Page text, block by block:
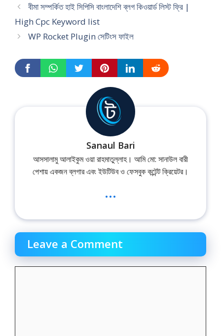
বীমা সম্পর্কিত হাই সিপিসি বাংলাদেশি ব্লগ কিওয়ার্ড লিস্ট ফ্রি |
High Cpc Keyword list
WP Rocket Plugin সেটিংস ফাইল
Sanaul Bari
আসসালামু আলাইকুম ওয়া রাহমাতুল্লাহ। আমি মো: সানাউল বারী
পেশায় একজন ব্লগার এবং ইউটিউব ও ফেসবুক কন্টেন্ট ক্রিয়েটর।
...
Leave a Comment